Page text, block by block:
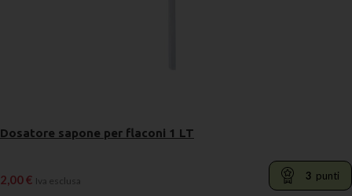
Dosatore sapone per flaconi 1 LT
2,00€ Iva esclusa 3 punti